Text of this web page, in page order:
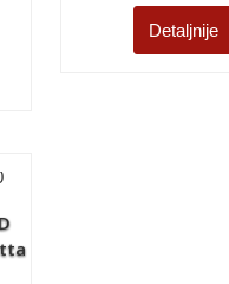
Detaljnije